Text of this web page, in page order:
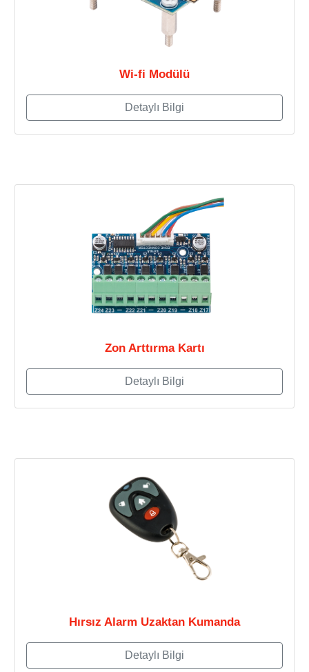
Wi-fi Modülü
Detaylı Bilgi
Zon Arttırma Kartı
Detaylı Bilgi
Hırsız Alarm Uzaktan Kumanda
Detaylı Bilgi